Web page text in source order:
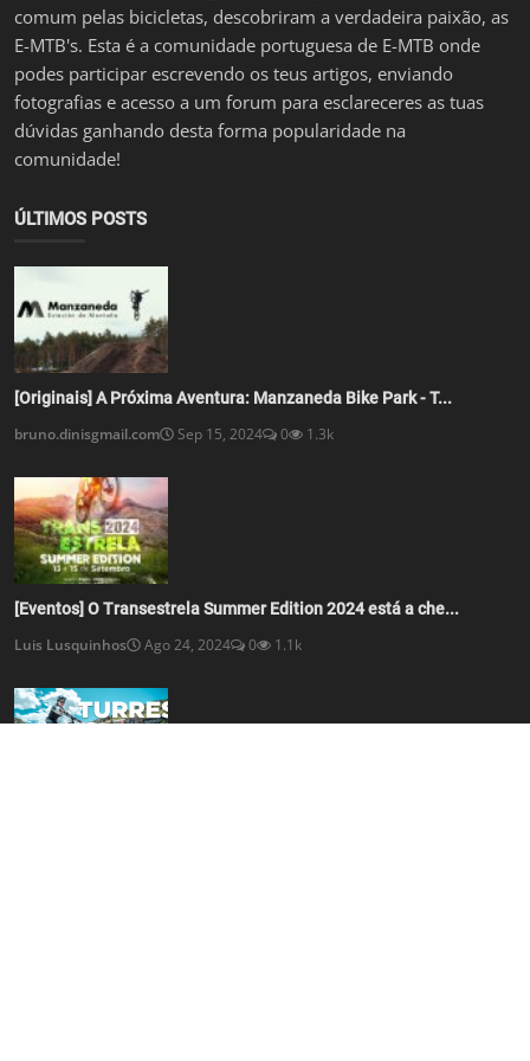
comum pelas bicicletas, descobriram a verdadeira paixão, as
E-MTB's. Esta é a comunidade portuguesa de E-MTB onde
podes participar escrevendo os teus artigos, enviando
fotografias e acesso a um forum para esclareceres as tuas
dúvidas ganhando desta forma popularidade na
comunidade!
ÚLTIMOS POSTS
[Originais] A Próxima Aventura: Manzaneda Bike Park - T...
bruno.dinisgmail.com Sep 15, 2024 0 1.3k
[Eventos] O Transestrela Summer Edition 2024 está a che...
Luis Lusquinhos Ago 24, 2024 0 1.1k